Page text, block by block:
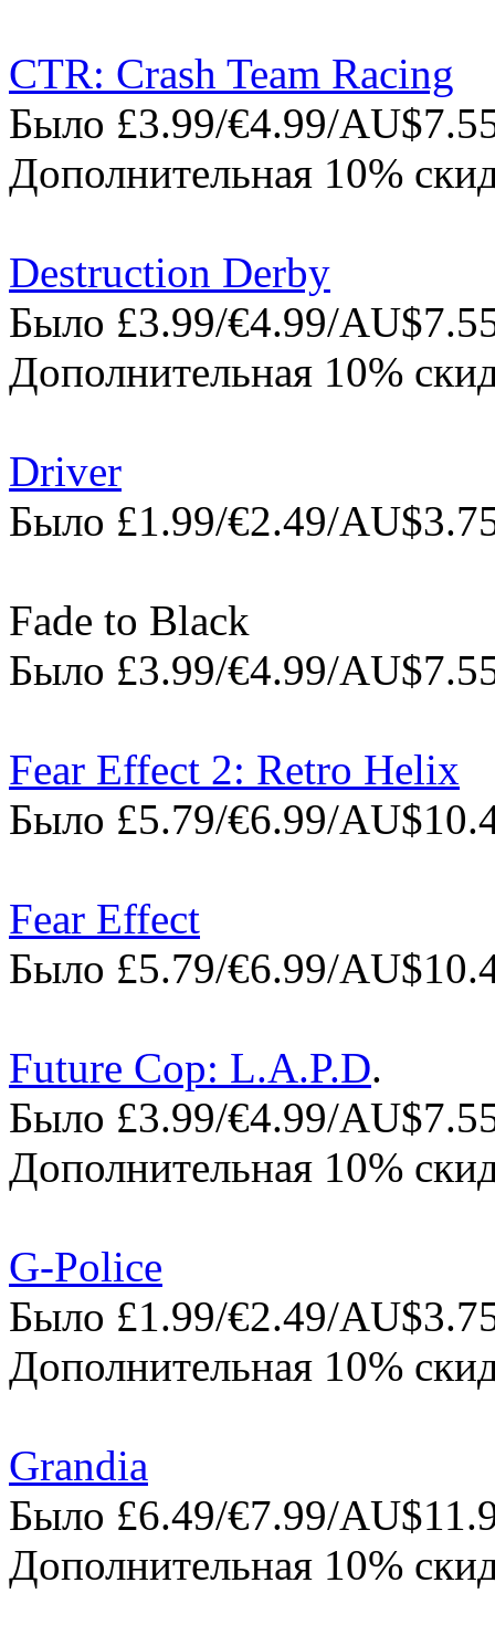
CTR: Crash Team Racing
Было £3.99/€4.99/
Дополнительная 10%
Destruction Derby
Было £3.99/€4.99/
Дополнительная 10%
Driver
Было £1.99/€2.49/
Fade to Black
Было £3.99/€4.99/
Fear Effect 2: Retro Helix
Было £5.79/€6.99/
Fear Effect
Было £5.79/€6.99/
Future Cop: L.A.P.D.
Было £3.99/€4.99/
Дополнительная 10%
G-Police
Было £1.99/€2.49/
Дополнительная 10%
Grandia
Было £6.49/€7.99/
Дополнительная 10%